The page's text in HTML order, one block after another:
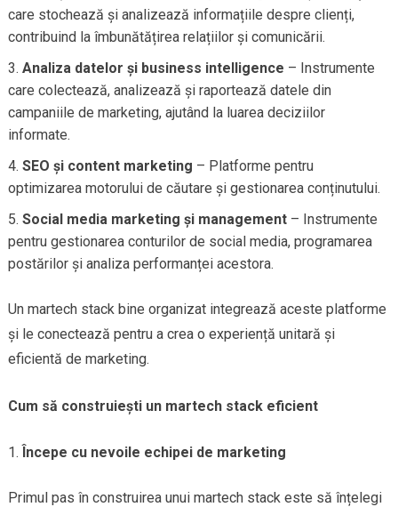
care stochează și analizează informațiile despre clienți,
contribuind la îmbunătățirea relațiilor și comunicării.
Analiza datelor și business intelligence – Instrumente
care colectează, analizează și raportează datele din
campaniile de marketing, ajutând la luarea deciziilor
informate.
SEO și content marketing – Platforme pentru
optimizarea motorului de căutare și gestionarea conținutului.
Social media marketing și management– Instrumente
pentru gestionarea conturilor de social media, programarea
postărilor și analiza performanței acestora.
Un martech stack bine organizat integrează aceste platforme
și le conectează pentru a crea o experiență unitară și
eficientă de marketing.
Cum să construiești un martech stack eficient
Începe cu nevoile echipei de marketing
Primul pas în construirea unui martech stack este să înțelegi